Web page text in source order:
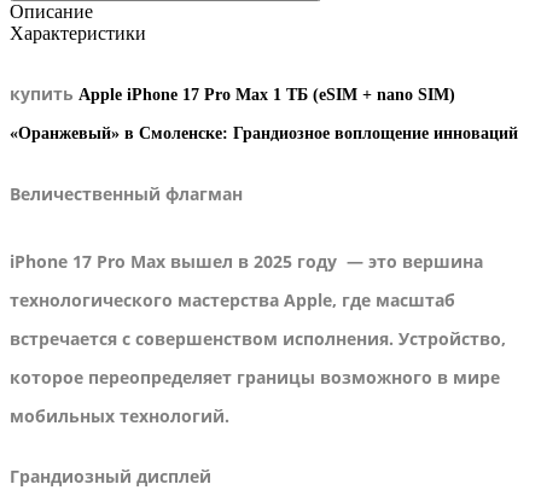
Описание
Характеристики
купить Apple iPhone 17 Pro Max 1 ТБ (eSIM + nano SIM)
«Оранжевый» в Смоленске: Грандиозное воплощение инноваций
Величественный флагман
iPhone 17 Pro Max вышел в 2025 году — это вершина
технологического мастерства Apple, где масштаб
встречается с совершенством исполнения. Устройство,
которое переопределяет границы возможного в мире
мобильных технологий.
Грандиозный дисплей